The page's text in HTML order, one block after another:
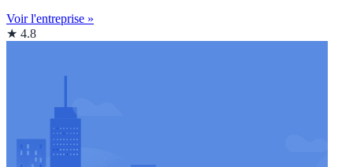
Voir l'entreprise »
★ 4.8